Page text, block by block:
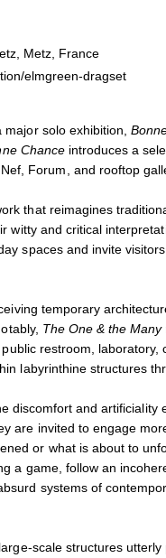
Metz, France
elmgreen-dragset
major solo exhibition,
Chanceintroduces a
Forum, and rooftop
that reimagines
and critical
spaces and invite
temporary
The One & the Many
restroom,
labyrinthine structures
discomfort and artificiality
are invited to engage
or what is about to
a game, follow an
systems of
scale structures utterly